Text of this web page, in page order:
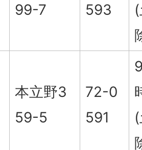
99-7
593
本立野3
59-5
72-0
591